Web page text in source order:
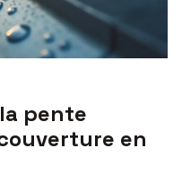
pente
en